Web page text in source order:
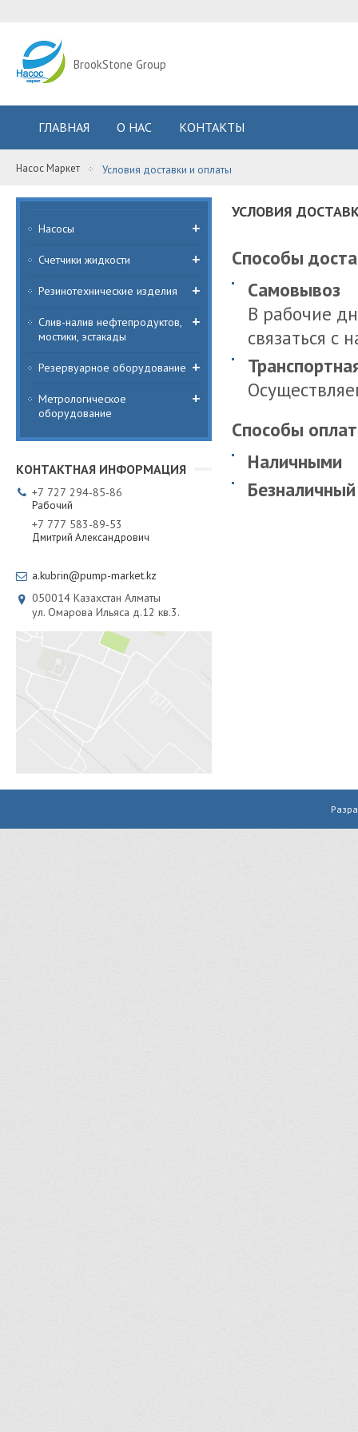
BrookStone Group
ГЛАВНАЯ О НАС КОНТАКТЫ
Насос Маркет Условия доставки и оплаты
УСЛОВИЯ
Способы
Самовывоз
В рабочие
связаться с
Способы
Наличными
Насосы
Счетчики жидкости
Резинотехнические изделия
Слив-налив нефтепродуктов,
мостики, эстакады
Резервуарное оборудование
Метрологическое
оборудование
+7 727 294-85-86
Рабочий
+7 777 583-89-53
Дмитрий Александрович
a.kubrin@pump-market.kz
050014 Казахстан Алматы
ул. Омарова Ильяса д.12 кв.3.